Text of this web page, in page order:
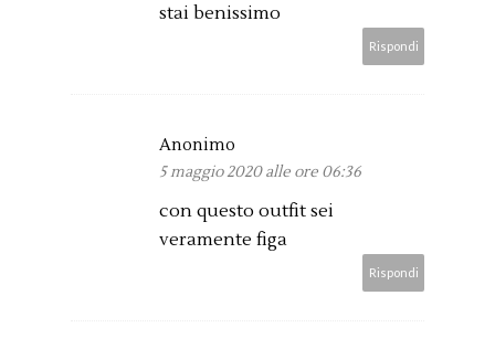
stai benissimo
Rispondi
Anonimo
5 maggio 2020 alle ore 06:36
con questo outfit sei
veramente figa
Rispondi